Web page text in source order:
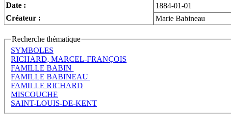
Date :
1884-01-01
Créateur :
Marie Babineau
Recherche thématique
SYMBOLES
RICHARD, MARCEL-FRANÇOIS
FAMILLE BABIN
FAMILLE BABINEAU
FAMILLE RICHARD
MISCOUCHE
SAINT-LOUIS-DE-KENT